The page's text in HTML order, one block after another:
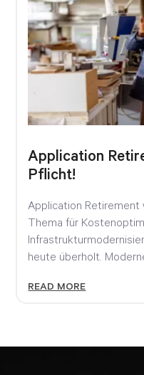
Application
Pflicht!
Application Retirement
Thema für
heute überholt.
READ MORE